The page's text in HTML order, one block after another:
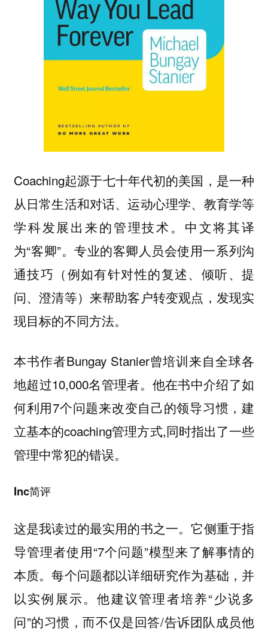
Coaching起源于七十年代初的美国，是一种
从日常生活和对话、运动心理学、教育学等
学科发展出来的管理技术。中文将其译
为“客卿”。专业的客卿人员会使用一系列沟
通技巧（例如有针对性的复述、倾听、提
问、澄清等）来帮助客户转变观点，发现实
现目标的不同方法。
本书作者Bungay Stanier曾培训来自全球各
地超过10,000名管理者。他在书中介绍了如
何利用7个问题来改变自己的领导习惯，建
立基本的coaching管理方式,同时指出了一些
管理中常犯的错误。
Inc简评
这是我读过的最实用的书之一。它侧重于指
导管理者使用“7个问题”模型来了解事情的
本质。每个问题都以详细研究作为基础，并
以实例展示。他建议管理者培养“少说多
问”的习惯，而不仅是回答/告诉团队成员他